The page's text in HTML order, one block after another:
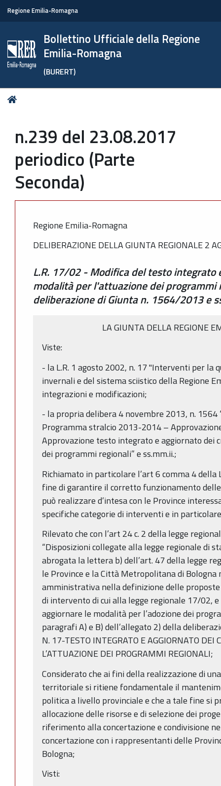
Regione Emilia-Romagna
Bollettino Ufficiale della Regione
Emilia-Romagna
(BURERT)
Tu
n.239 del 23.08.2017
periodico (Parte
Seconda)
Regione Emilia-Romagna
DELIBERAZIONE DELLA GIUNTA REGIONALE 2
L.R. 17/02 - Modifica del testo integrato
modalità per l'attuazione dei programmi
deliberazione di Giunta n. 1564/2013 e
LA GIUNTA DELLA REGIONE
Viste:
- la L.R. 1 agosto 2002, n. 17 "Interventi per la
invernali e del sistema sciistico della Regione
integrazioni e modificazioni;
- la propria delibera 4 novembre 2013, n. 1564
Programma stralcio 2013-2014 –
Approvazione testo integrato e aggiornato dei
dei programmi regionali” e ss.mm.ii.;
Richiamato in particolare l’art 6 comma 4 della
fine di garantire il corretto funzionamento
può realizzare d’intesa con le Province
specifiche categorie di interventi e in
Rilevato che con l’art 24 c. 2 della legge
“Disposizioni collegate alla legge regionale di
abrogata la lettera b) dell’art. 47 della legge
le Province e la Città Metropolitana di Bologna
amministrativa nella definizione delle
di intervento di cui alla legge regionale 17/02,
aggiornare le modalità per l’adozione dei
paragrafi A) e B) dell’allegato 2) della
N. 17-TESTO INTEGRATO E AGGIORNATO DEI
L’ATTUAZIONE DEI PROGRAMMI REGIONALI;
Considerato che ai fini della realizzazione di
territoriale si ritiene fondamentale il
politica a livello provinciale e che a tale fine si
allocazione delle risorse e di selezione dei
riferimento alla concertazione e condivisione
concertazione con i rappresentanti delle
Bologna;
Visti: